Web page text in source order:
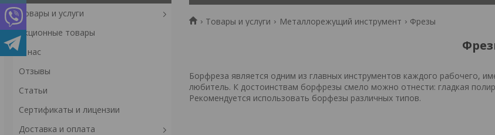
Товары и услуги
Акционные товары
О нас
Отзывы
Статьи
Сертификаты и лицензии
Доставка и оплата
Товары и услуги Металлорежущий инструмент Фрезы
Борфреза является одним из главных инструментов каждого рабочего,
любитель. К достоинствам борфрезы смело можно отнести: гладкая
Рекомендуется использовать борфезы различных типов.